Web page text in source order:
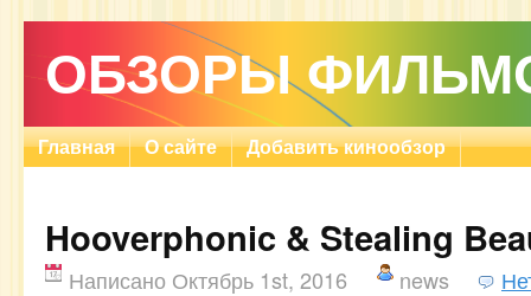
ОБЗОРЫ
Главная О сайте Добавить кинообзор
Hooverphonic & Stealing
Написано Октябрь 1st, 2016 news